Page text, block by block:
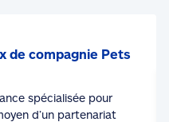
de compagnie Pets
spécialisée pour
d’un partenariat